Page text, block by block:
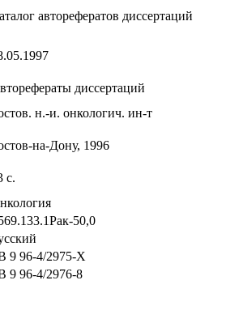
авторефератов диссертаций
диссертаций
н.-и. онкологич. ин-т
на-Дону, 1996
с.
50,0
9 96-4/2975-X
9 96-4/2976-8